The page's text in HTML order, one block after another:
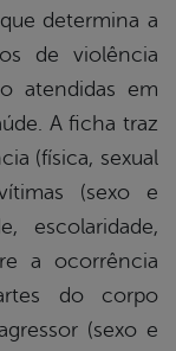
determina a
de violência
atendidas em
A ficha traz
(física, sexual
(sexo e
escolaridade,
a ocorrência
do corpo
(sexo e